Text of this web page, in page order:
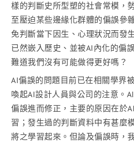
樣的判斷史所型塑的社會常模，
至壓迫某些邊緣化群體的偏誤參
免判斷當下因生、心理狀況而發
已然嵌入歷史、並被AI內化的偏
難道我們沒有可能做得更好嗎？
AI偏誤的問題目前已在相關學界
喚起AI設計人員與公司的注意。
偏誤進而修正，主要的原因在於
習；發生過的判斷資料中有甚麼
將之學習起來。但論及偏誤時，